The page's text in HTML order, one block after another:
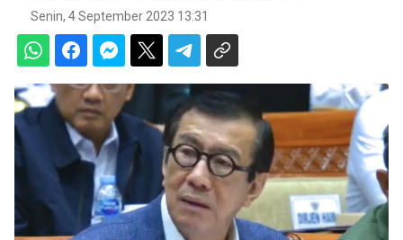
Senin, 4 September 2023 13:31